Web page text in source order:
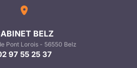
BELZ
Pont Lorois - 56550 Belz
97 55 25 37